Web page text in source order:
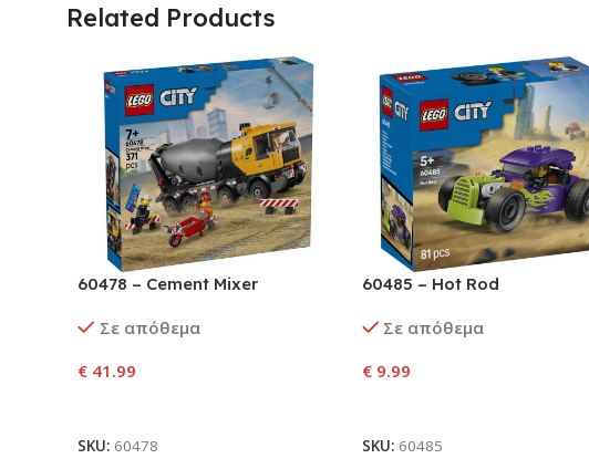
Related Products
60478 – Cement Mixer
Σε απόθεμα
€ 41.99
SKU: 60478
60485 – Hot Rod
Σε απόθεμα
€9.99
SKU: 60485